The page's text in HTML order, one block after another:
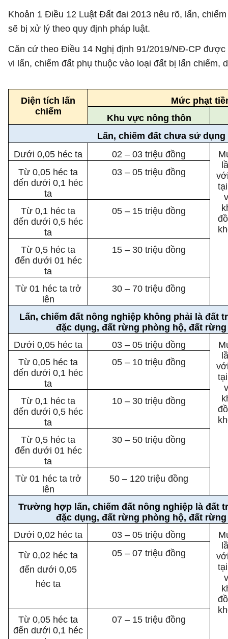
Khoản 1 Điều 12 Luật Đất đai 2013 nêu rõ, lấn,
sẽ bị xử lý theo quy định pháp luật.
Căn cứ theo Điều 14 Nghị định 91/2019/NĐ-CP
vi lấn, chiếm đất phụ thuộc vào loại đất bị lấn
Diện tích lấn
chiếm
Mức phạt
Khu vực nông thôn
Lấn, chiếm đất chưa sử dụng
Dưới 0,05 héc ta
02 – 03 triệu đồng
Từ 0,05 héc ta
đến dưới 0,1 héc
ta
03 – 05 triệu đồng
Từ 0,1 héc ta
đến dưới 0,5 héc
ta
05 – 15 triệu đồng
Từ 0,5 héc ta
đến dưới 01 héc
ta
15 – 30 triệu đồng
Từ 01 héc ta trở
lên
30 – 70 triệu đồng
Lấn, chiếm đất nông nghiệp không phải là đất
đặc dụng, đất rừng phòng hộ, đất
Dưới 0,05 héc ta
03 – 05 triệu đồng
Từ 0,05 héc ta
đến dưới 0,1 héc
ta
05 – 10 triệu đồng
Từ 0,1 héc ta
đến dưới 0,5 héc
ta
10 – 30 triệu đồng
Từ 0,5 héc ta
đến dưới 01 héc
ta
30 – 50 triệu đồng
Từ 01 héc ta trở
lên
50 – 120 triệu đồng
Trường hợp lấn, chiếm đất nông nghiệp là đất
đặc dụng, đất rừng phòng hộ, đất
Dưới 0,02 héc ta
03 – 05 triệu đồng
Từ 0,02 héc ta
đến dưới 0,05
héc ta
05 – 07 triệu đồng
Từ 0,05 héc ta
đến dưới 0,1 héc
07 – 15 triệu đồng